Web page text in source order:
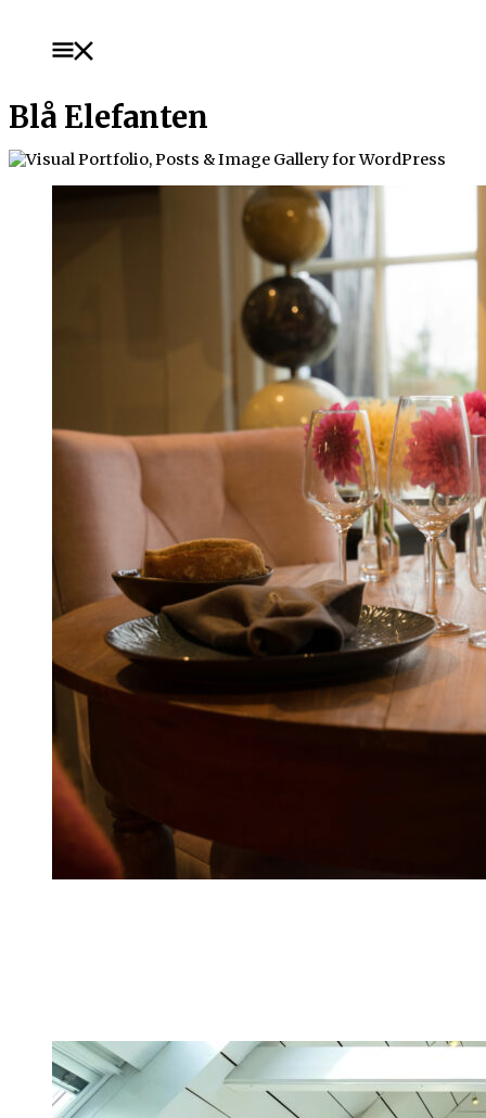
innehåll
Huvudmeny
Blå Elefanten